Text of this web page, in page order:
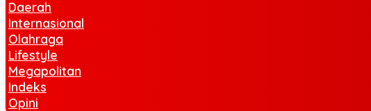
Daerah
Internasional
Olahraga
Lifestyle
Megapolitan
Indeks
Opini